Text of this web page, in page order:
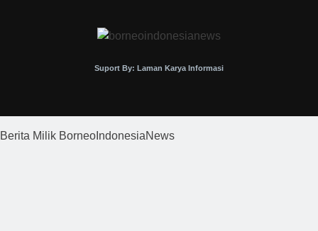
Suport By: Laman Karya Informasi
Berita Milik BorneoIndonesiaNews